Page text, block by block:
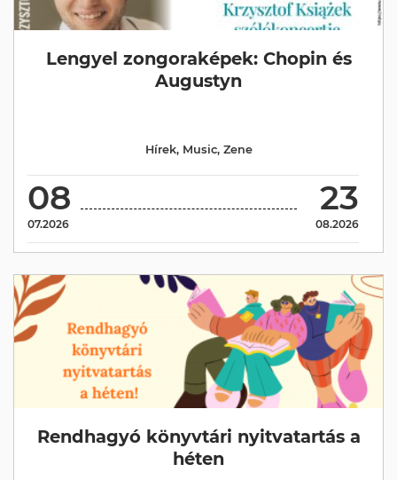
Lengyel zongoraképek: Chopin és
Augustyn
08
07.2026
23
08.2026
Hírek, Music, Zene
Rendhagyó könyvtári nyitvatartás a
héten